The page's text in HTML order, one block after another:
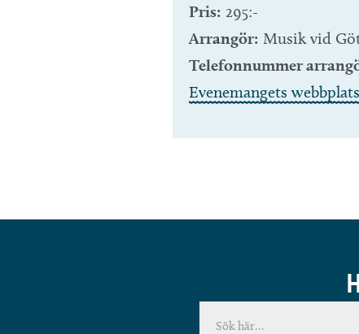
Pris: 295:-
Arrangör: Musik vid
Telefonnummer
Evenemangets